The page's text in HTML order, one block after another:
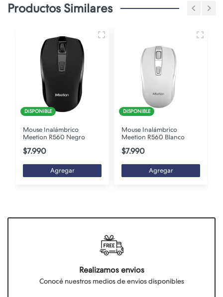
Productos Similares
DISPONIBLE
Mouse Inalámbrico
Meetion R560 Negro
$7.990
Agregar
DISPONIBLE
Mouse Inalámbrico
Meetion R560 Blanco
$7.990
Agregar
Realizamos envios
Conocé nuestros medios de envios disponibles